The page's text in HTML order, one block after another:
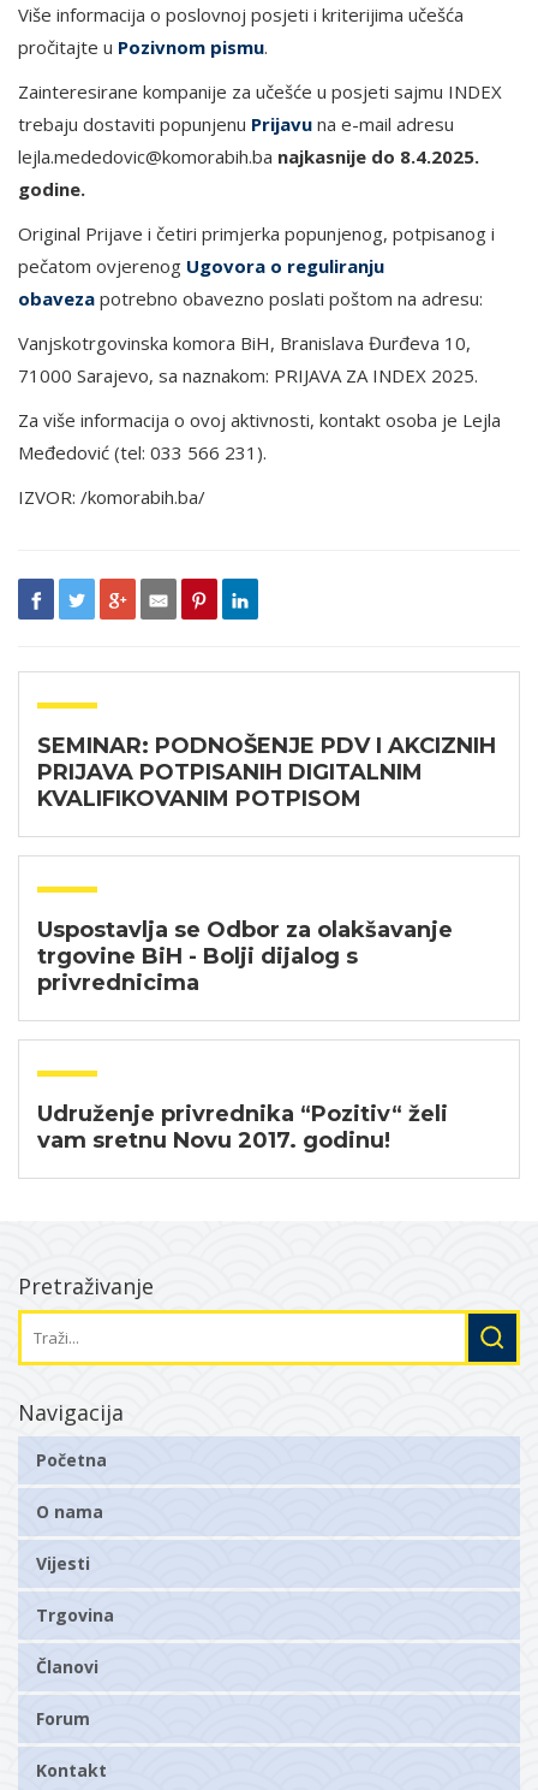
Više informacija o poslovnoj posjeti i kriterijima učešća
pročitajte u Pozivnom pismu.
Zainteresirane kompanije za učešće u posjeti sajmu INDEX
trebaju dostaviti popunjenu Prijavu na e-mail adresu
lejla.mededovic@komorabih.ba najkasnije do 8.4.2025.
godine.
Original Prijave i četiri primjerka popunjenog, potpisanog i
pečatom ovjerenog Ugovora o reguliranju
obaveza potrebno obavezno poslati poštom na adresu:
Vanjskotrgovinska komora BiH, Branislava Đurđeva 10,
71000 Sarajevo, sa naznakom: PRIJAVA ZA INDEX 2025.
Za više informacija o ovoj aktivnosti, kontakt osoba je Lejla
Međedović (tel: 033 566 231).
IZVOR: /komorabih.ba/
SEMINAR: PODNOŠENJE PDV I AKCIZNIH
PRIJAVA POTPISANIH DIGITALNIM
KVALIFIKOVANIM POTPISOM
Uspostavlja se Odbor za olakšavanje
trgovine BiH - Bolji dijalog s
privrednicima
Udruženje privrednika “Pozitiv“ želi
vam sretnu Novu 2017. godinu!
Pretraživanje
Navigacija
Početna
O nama
Vijesti
Trgovina
Članovi
Forum
Kontakt